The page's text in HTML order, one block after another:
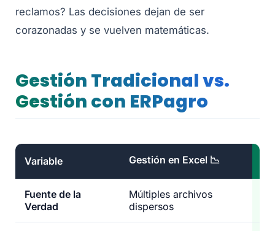
reclamos? Las decisiones dejan de ser
corazonadas y se vuelven matemáticas.
Gestión Tradicional vs.
Gestión con ERPagro
Variable Gestión en Excel 📉
Fuente de la
Verdad
Múltiples archivos
dispersos